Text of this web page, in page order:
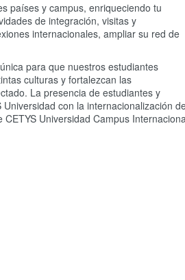
países y campus, enriqueciendo tu
de integración, visitas y
internacionales, ampliar su red de
para que nuestros estudiantes
culturas y fortalezcan las
La presencia de estudiantes y
con la internacionalización
Universidad Campus